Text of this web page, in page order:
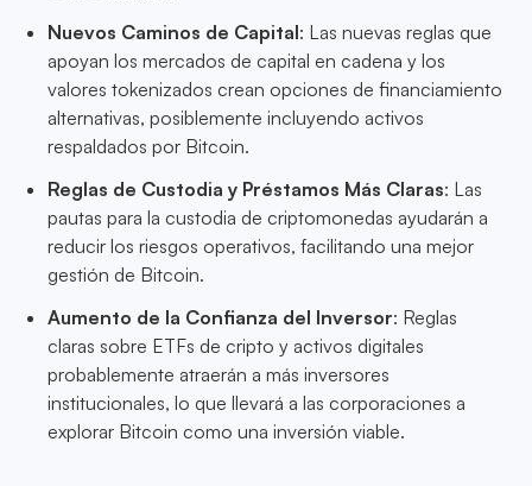
Nuevos Caminos de Capital: Las nuevas reglas que
apoyan los mercados de capital en cadena y los
valores tokenizados crean opciones de financiamiento
alternativas, posiblemente incluyendo activos
respaldados por Bitcoin.
Reglas de Custodia y Préstamos Más Claras: Las
pautas para la custodia de criptomonedas ayudarán a
reducir los riesgos operativos, facilitando una mejor
gestión de Bitcoin.
Aumento de la Confianza del Inversor: Reglas
claras sobre ETFs de cripto y activos digitales
probablemente atraerán a más inversores
institucionales, lo que llevará a las corporaciones a
explorar Bitcoin como una inversión viable.